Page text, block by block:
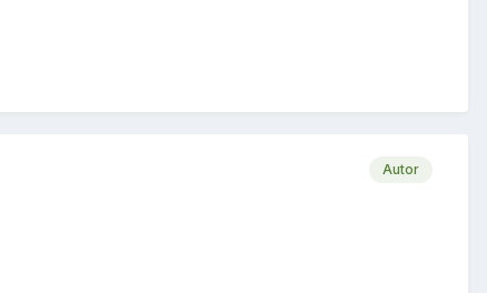
Autor